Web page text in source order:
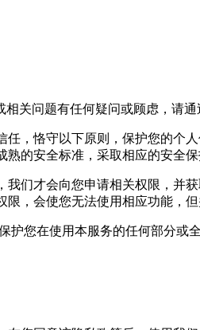
关问题有任何疑问或顾虑，请通
，恪守以下原则，保护您的个
的安全标准，采取相应的安全保
们才会向您申请相关权限，并
，会使您无法使用相应功能，
您在使用本服务的任何部分或